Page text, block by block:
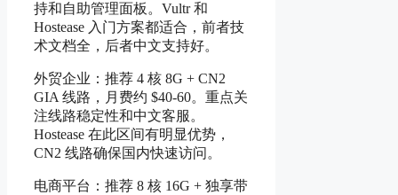
持和自助管理面板。Vultr 和
Hostease 入门方案都适合，前者技
术文档全，后者中文支持好。
外贸企业：推荐 4 核 8G + CN2
GIA 线路，月费约 $40-60。重点关
注线路稳定性和中文客服。
Hostease 在此区间有明显优势，
CN2 线路确保国内快速访问。
电商平台：推荐 8 核 16G + 独享带